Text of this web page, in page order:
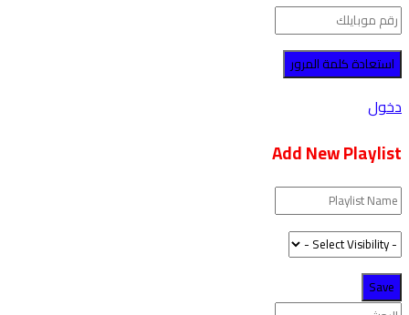
دخول
Add New Playlist